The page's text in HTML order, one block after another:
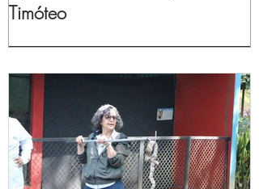
Timóteo